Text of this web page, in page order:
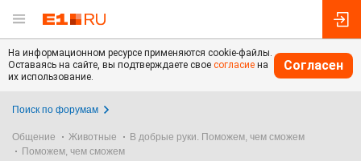
На информационном ресурсе применяются cookie-файлы.
Оставаясь на сайте, вы подтверждаете свое согласие на
их использование.
Согласен
Поиск по форумам
Общение Животные
В добрые руки. Поможем, чем сможем
Поможем, чем сможем